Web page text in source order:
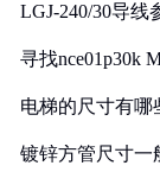
LGJ-240/30导线
寻找nce01p30k
电梯的尺寸有哪
镀锌方管尺寸一